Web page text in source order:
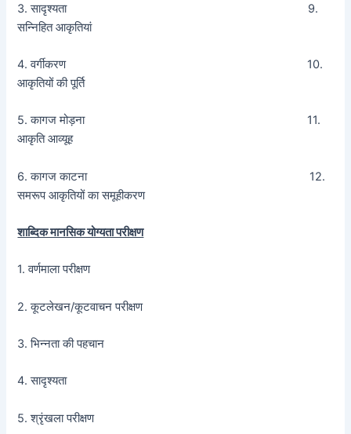
3. सादृश्यता 9.
सन्निहित आकृतियां
4. वर्गीकरण 10.
आकृतियों की पूर्ति
5. कागज मोड़ना 11.
आकृति आव्यूह
6. कागज काटना 12.
समरूप आकृतियों का समूहीकरण
शाब्दिक मानसिक योग्यता परीक्षण
1. वर्णमाला परीक्षण
2. कूटलेखन/कूटवाचन परीक्षण
3. भिन्नता की पहचान
4. सादृश्यता
5. श्रृंखला परीक्षण